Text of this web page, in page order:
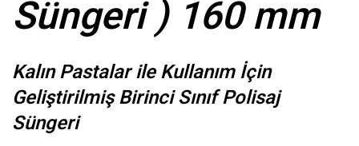
Süngeri ) 160 mm
Kalın Pastalar ile Kullanım İçin
Geliştirilmiş Birinci Sınıf Polisaj
Süngeri